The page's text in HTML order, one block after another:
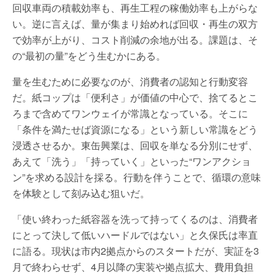
回収車両の積載効率も、再生工程の稼働効率も上がらな
い。逆に言えば、量が集まり始めれば回収・再生の双方
で効率が上がり、コスト削減の余地が出る。課題は、そ
の“最初の量”をどう生むかにある。
量を生むために必要なのが、消費者の認知と行動変容
だ。紙コップは「便利さ」が価値の中心で、捨てるとこ
ろまで含めてワンウェイが常識となっている。そこに
「条件を満たせば資源になる」という新しい常識をどう
浸透させるか。東缶興業は、回収を単なる分別にせず、
あえて「洗う」「持っていく」といった“ワンアクショ
ン”を求める設計を採る。行動を伴うことで、循環の意味
を体験として刻み込む狙いだ。
「使い終わった紙容器を洗って持ってくるのは、消費者
にとって決して低いハードルではない」と久保氏は率直
に語る。現状は市内2拠点からのスタートだが、実証を3
月で終わらせず、4月以降の実装や拠点拡大、費用負担